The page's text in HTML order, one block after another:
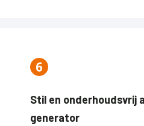
Stil en onderhoudsvrij
generator